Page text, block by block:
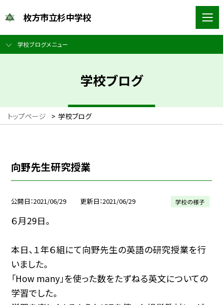
枚方市立杉中学校
学校ブログメニュー
学校ブログ
トップページ > 学校ブログ
向野先生研究授業
公開日 2021/06/29 更新日 2021/06/29 学校の様子
６月29日。
本日、１年６組にて向野先生の英語の研究授業を行
いました。
「How many」を使った数をたずねる英文についての
学習でした。